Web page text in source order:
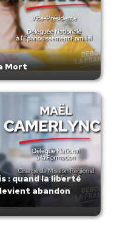
Mort
: quand la liberté
abandon